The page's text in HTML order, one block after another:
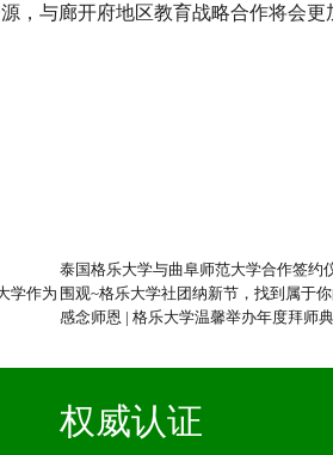
，与廊开府地区教育战略合作将会更
泰国格乐大学与曲阜师范大学合作签约
学作为 围观~格乐大学社团纳新节，找到属于你
感念师恩 | 格乐大学温馨举办年度拜师
权威认证